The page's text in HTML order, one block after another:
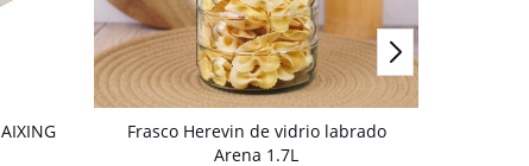
Frasco Herevin de vidrio labrado
Arena 1.7L